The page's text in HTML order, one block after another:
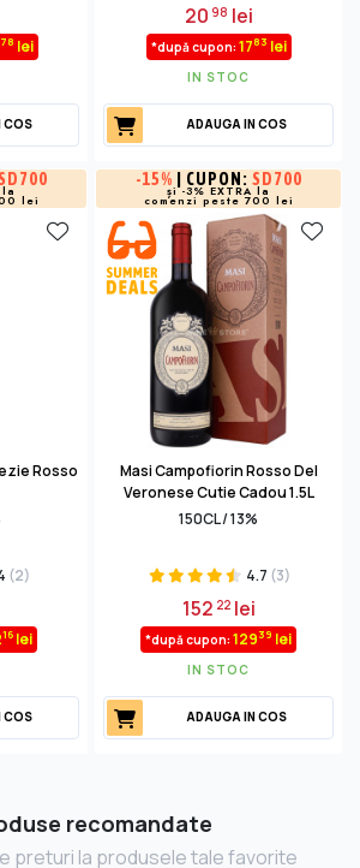
78 lei
COS
2098 lei
*după cupon: 1783 lei
IN STOC
ADAUGA IN COS
la
lei
Rosso
(2)
16lei
COS
-15% | CUPON: SD700
și -3% EXTRA la
comenzi peste 700 lei
Masi Campofiorin Rosso Del
Veronese Cutie Cadou 1.5L
150CL / 13%
4.7 (3)
152 22lei
*după cupon: 12939 lei
IN STOC
ADAUGA IN COS
recomandate
preturi la produsele tale favorite